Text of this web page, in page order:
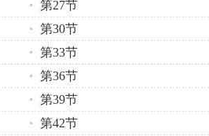
第27节
第30节
第33节
第36节
第39节
第42节